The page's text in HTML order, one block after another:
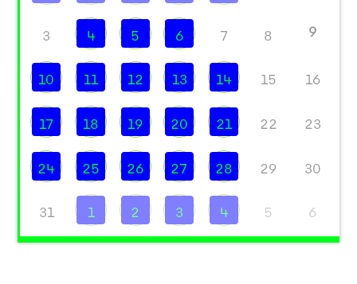
3 4 5 6 7 8 9
10 11 12 13 14 15 16
17 18 19 20 21 22 23
24 25 26 27 28 29 30
31 1 2 3 4 5 6